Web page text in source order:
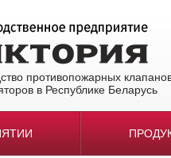
противопожарных
в Республике Беларусь